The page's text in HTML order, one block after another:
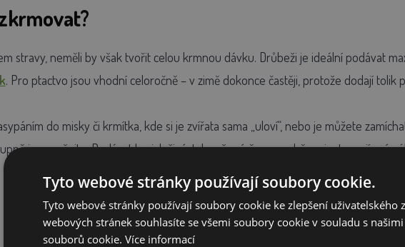
stravy, neměli by však tvořit celou krmnou dávku. Drůbeži je ideální podávat
. Pro ptactvo jsou vhodní celoročně – v zimě dokonce častěji, protože dodají tolik
do misky či krmítka, kde si je zvířata sama „uloví“, nebo je můžete
je navyšujte. Podávat lze jak živé, tak sušené červy – obě varianty mají své
Tyto webové stránky používají soubory cookie.
Tyto webové stránky používají soubory cookie ke zlepšení uživatelského
webových stránek souhlasíte se všemi soubory cookie v souladu s
souborů cookie. Více informací